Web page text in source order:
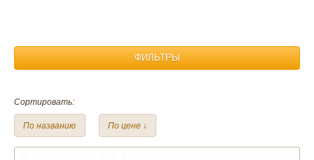
ФИЛЬТРЫ
Размер:
2,0 спальный
Сортировать:
По названию По цене ↓